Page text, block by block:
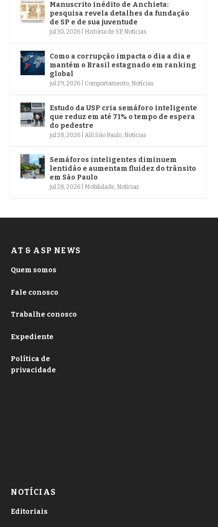
Manuscrito inédito de Anchieta:
pesquisa revela detalhes da fundação
de SP e de sua juventude
jul 30, 2026 História de SP, Notícias
Como a corrupção impacta o dia a dia e
mantém o Brasil estagnado em ranking
global
jul 29, 2026 Comportamento, Notícias
Estudo da USP cria semáforo inteligente
que reduz em até 71% o tempo de espera
do pedestre
jul 28, 2026 |Alô São Paulo, Notícias
Semáforos inteligentes diminuem
lentidão e aumentam fluidez do trânsito
em São Paulo
jul 28, 2026 Mobilidade, Notícias
AT & ASP NEWS
Quem somos
Fale conosco
Trabalhe conosco
Expediente
Política de
privacidade
NOTÍCIAS
Editoriais